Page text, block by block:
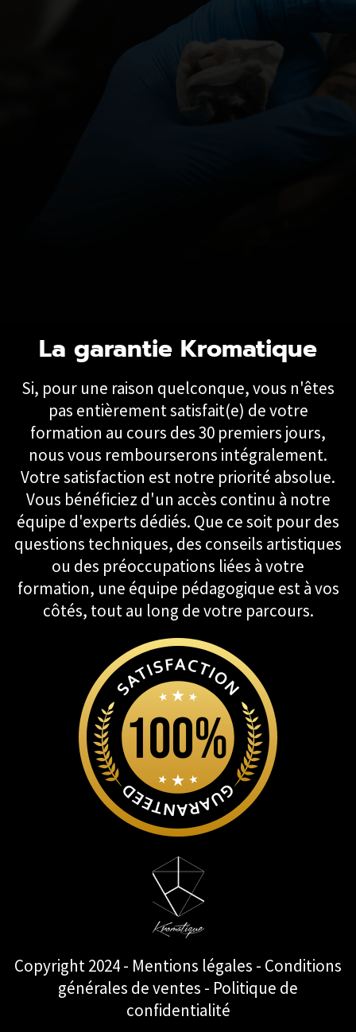
La garantie Kromatique
Si, pour une raison quelconque, vous n'êtes
pas entièrement satisfait(e) de votre
formation au cours des 30 premiers jours,
nous vous rembourserons intégralement.
Votre satisfaction est notre priorité absolue.
Vous bénéficiez d'un accès continu à notre
équipe d'experts dédiés. Que ce soit pour des
questions techniques, des conseils artistiques
ou des préoccupations liées à votre
formation, une équipe pédagogique est à vos
côtés, tout au long de votre parcours.
Copyright 2024 - Mentions légales - Conditions
générales de ventes - Politique de
confidentialité